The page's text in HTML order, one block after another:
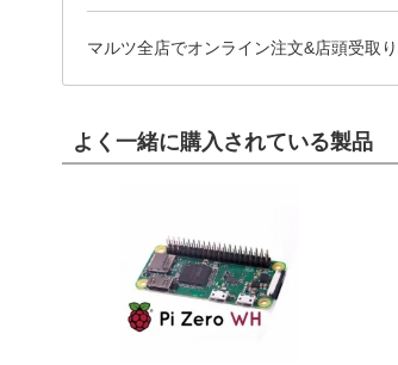
マルツ全店でオンライン注文&店頭受取
よく一緒に購入されている製品